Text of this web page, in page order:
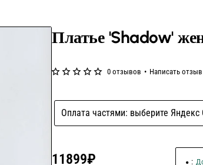
Платье 'Shadow'
Оплата частями: выберите
0 отзывов • Написать отзыв
11899₽ :